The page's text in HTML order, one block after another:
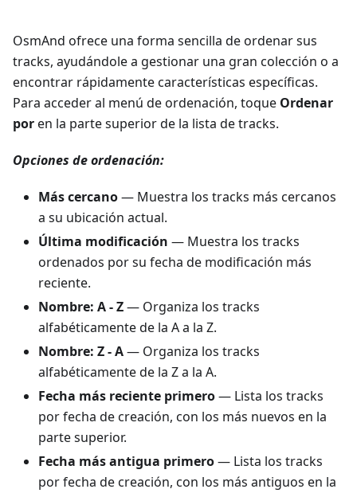
OsmAnd ofrece una forma sencilla de ordenar sus
tracks, ayudándole a gestionar una gran colección o a
encontrar rápidamente características específicas.
Para acceder al menú de ordenación, toque Ordenar
poren la parte superior de la lista de tracks.
Opciones de ordenación:
Más cercano— Muestra los tracks más cercanos
a su ubicación actual.
Última modificación — Muestra los tracks
ordenados por su fecha de modificación más
reciente.
Nombre: A - Z— Organiza los tracks
alfabéticamente de la A a la Z.
Nombre: Z - A— Organiza los tracks
alfabéticamente de la Z a la A.
Fecha más reciente primero— Lista los tracks
por fecha de creación, con los más nuevos en la
parte superior.
Fecha más antigua primero— Lista los tracks
por fecha de creación, con los más antiguos en la